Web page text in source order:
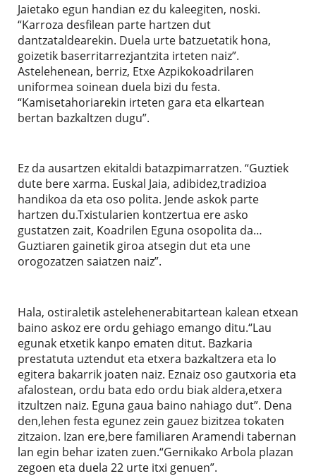
Jaietako egun handian ez du kaleegiten, noski.
“Karroza desfilean parte hartzen dut
dantzataldearekin. Duela urte batzuetatik hona,
goizetik baserritarrezjantzita irteten naiz”.
Astelehenean, berriz, Etxe Azpikokoadrilaren
uniformea soinean duela bizi du festa.
“Kamisetahoriarekin irteten gara eta elkartean
bertan bazkaltzen dugu”.
Ez da ausartzen ekitaldi batazpimarratzen. “Guztiek
dute bere xarma. Euskal Jaia, adibidez,tradizioa
handikoa da eta oso polita. Jende askok parte
hartzen du.Txistularien kontzertua ere asko
gustatzen zait, Koadrilen Eguna osopolita da…
Guztiaren gainetik giroa atsegin dut eta une
orogozatzen saiatzen naiz”.
Hala, ostiraletik astelehenerabitartean kalean etxean
baino askoz ere ordu gehiago emango ditu.“Lau
egunak etxetik kanpo ematen ditut. Bazkaria
prestatuta uztendut eta etxera bazkaltzera eta lo
egitera bakarrik joaten naiz. Eznaiz oso gautxoria eta
afalostean, ordu bata edo ordu biak aldera,etxera
itzultzen naiz. Eguna gaua baino nahiago dut”. Dena
den,lehen festa egunez zein gauez bizitzea tokaten
zitzaion. Izan ere,bere familiaren Aramendi tabernan
lan egin behar izaten zuen.“Gernikako Arbola plazan
zegoen eta duela 22 urte itxi genuen”.